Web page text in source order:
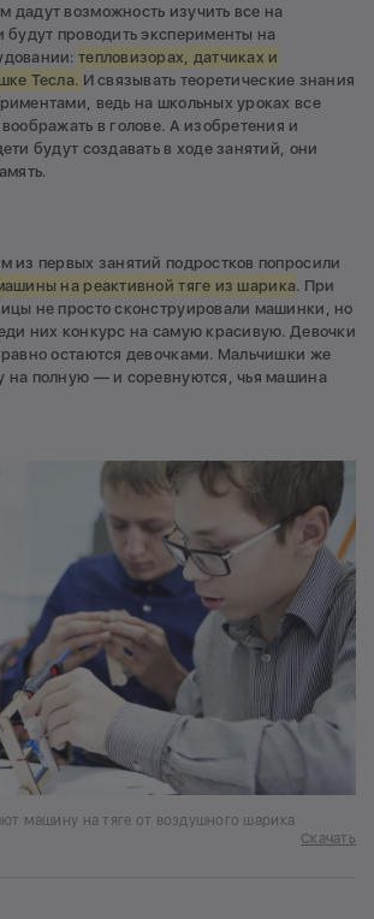
дадут возможность изучить все на
будут проводить эксперименты на
тепловизорах, датчиках и
Тесла. И связывать теоретические знания
ведь на школьных уроках все
в голове. А изобретения и
будут создавать в ходе занятий, они
из первых занятий подростков попросили
на реактивной тяге из шарика. При
не просто сконструировали машинки, но
них конкурс на самую красивую. Девочки
остаются девочками. Мальчишки же
на полную — и соревнуются, чья машина
машину на тяге от воздушного шарика
Скачать